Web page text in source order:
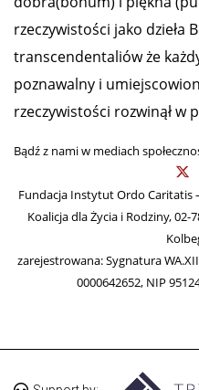
rzeczywistości jako dzieła
transcendentaliów że
poznawalny i
rzeczywistości rozwinął w
Bądź z nami w mediach
Fundacja Instytut Ordo Caritatis
Koalicja dla Życia i Rodziny,
zarejestrowana: Sygnatura
0000642652, NIP